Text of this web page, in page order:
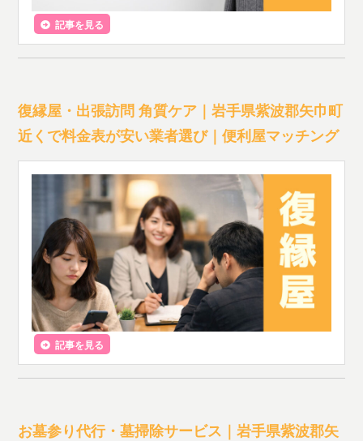
記事を見る
復縁屋・出張訪問 角質ケア｜岩手県紫波郡矢巾町
近くで料金表が安い業者選び｜便利屋マッチング
記事を見る
お墓参り代行・墓掃除サービス｜岩手県紫波郡矢